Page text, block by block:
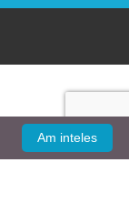
Am inteles